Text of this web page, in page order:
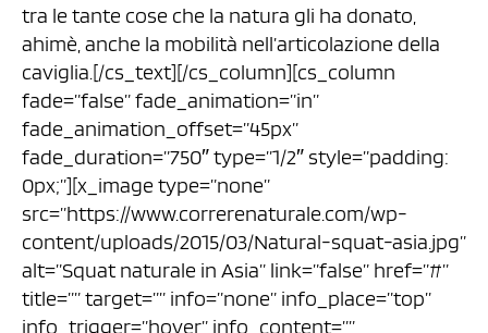
tra le tante cose che la natura gli ha donato,
ahimè, anche la mobilità nell’articolazione della
caviglia.[/cs_text][/cs_column][cs_column
fade=”false” fade_animation=”in”
fade_animation_offset=”45px”
fade_duration=”750″ type=”1/2″ style=”padding:
0px;”][x_image type=”none”
src=”https://www.correrenaturale.com/wp-
content/uploads/2015/03/Natural-squat-asia.jpg”
alt=”Squat naturale in Asia” link=”false” href=”#”
title=”” target=”” info=”none” info_place=”top”
info_trigger=”hover” info_content=””